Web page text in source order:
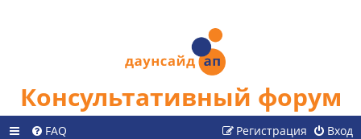
Консультативный форум
FAQ Вход
Регистрация